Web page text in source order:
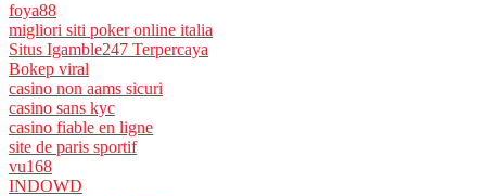
foya88
migliori siti poker online italia
Situs Igamble247 Terpercaya
Bokep viral
casino non aams sicuri
casino sans kyc
casino fiable en ligne
site de paris sportif
vu168
INDOWD